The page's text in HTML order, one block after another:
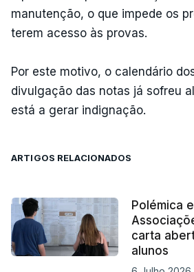
manutenção, o que impede os
terem acesso às provas.
Por este motivo, o calendário
divulgação das notas já sofreu
está a gerar indignação.
ARTIGOS RELACIONADOS
Polémica
carta
alunos